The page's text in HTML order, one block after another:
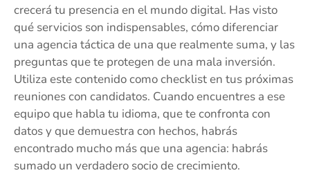
crecerá tu presencia en el mundo digital. Has visto
qué servicios son indispensables, cómo diferenciar
una agencia táctica de una que realmente suma, y las
preguntas que te protegen de una mala inversión.
Utiliza este contenido como checklist en tus próximas
reuniones con candidatos. Cuando encuentres a ese
equipo que habla tu idioma, que te confronta con
datos y que demuestra con hechos, habrás
encontrado mucho más que una agencia: habrás
sumado un verdadero socio de crecimiento.